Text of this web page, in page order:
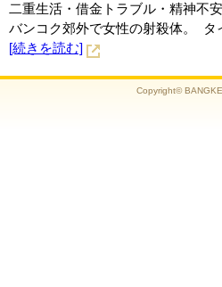
二重生活・借金トラブル・精神不
バンコク郊外で女性の射殺体。 タ
[続きを読む]
Copyright©